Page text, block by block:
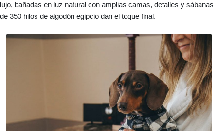
lujo, bañadas en luz natural con amplias camas, detalles y sábanas
de 350 hilos de algodón egipcio dan el toque final.